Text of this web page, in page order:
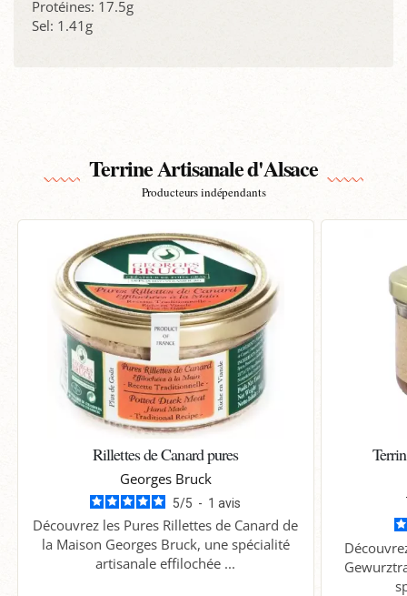
Protéines: 17.5g
Sel: 1.41g
Terrine Artisanale d'Alsace
Producteurs indépendants
Rillettes de Canard pures
Georges Bruck
5/5 - 1avis
Découvrez les Pures Rillettes de Canard de
la Maison Georges Bruck, une spécialité
artisanale effilochée ...